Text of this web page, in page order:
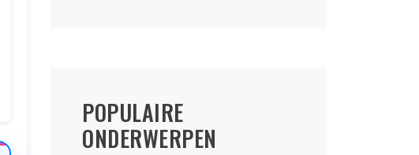
POPULAIRE
ONDERWERPEN